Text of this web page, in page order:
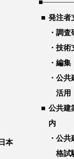
本
発注者
調査
技術
編集
公共
活用
公共建
内
公共
格試